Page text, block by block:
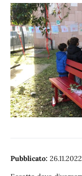
Pubblicato: 26.11.2022